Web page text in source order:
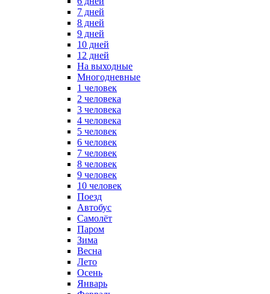
7 дней
8 дней
9 дней
10 дней
12 дней
На выходные
Многодневные
1 человек
2 человека
3 человека
4 человека
5 человек
6 человек
7 человек
8 человек
9 человек
10 человек
Поезд
Автобус
Самолёт
Паром
Зима
Весна
Лето
Осень
Январь